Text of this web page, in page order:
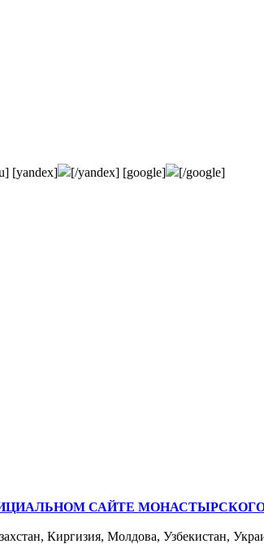
[yandex] [/yandex] [google]
[/google]
САЙТЕ
Киргизия, Молдова, Узбекистан,